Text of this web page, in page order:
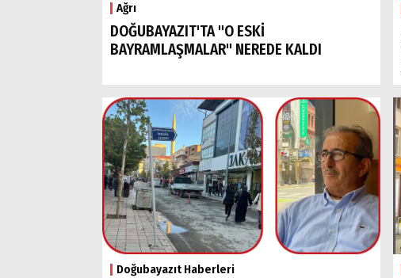
Ağrı
DOĞUBAYAZIT'TA "O ESKİ
BAYRAMLAŞMALAR" NEREDE KALDI
Doğubayazıt Haberleri